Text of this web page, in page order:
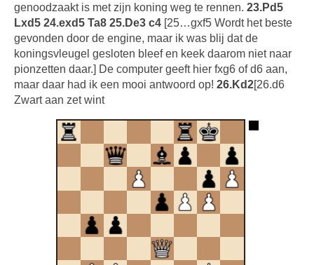
genoodzaakt is met zijn koning weg te rennen. 23.Pd5
Lxd5 24.exd5 Ta8 25.De3 c4 [25…gxf5 Wordt het beste
gevonden door de engine, maar ik was blij dat de
koningsvleugel gesloten bleef en keek daarom niet naar
pionzetten daar.] De computer geeft hier fxg6 of d6 aan,
maar daar had ik een mooi antwoord op! 26.Kd2[26.d6
Zwart aan zet wint